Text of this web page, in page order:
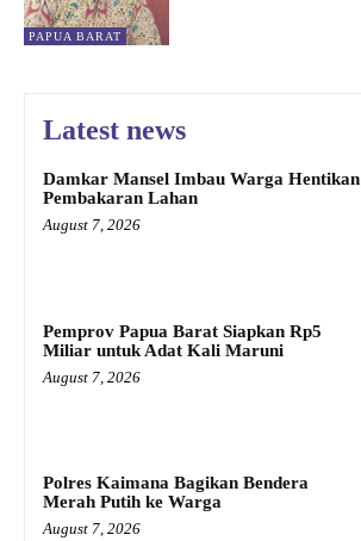
PAPUA BARAT
Latest news
Damkar Mansel Imbau Warga Hentikan
Pembakaran Lahan
August 7, 2026
Pemprov Papua Barat Siapkan Rp5
Miliar untuk Adat Kali Maruni
August 7, 2026
Polres Kaimana Bagikan Bendera
Merah Putih ke Warga
August 7, 2026